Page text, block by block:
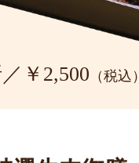
￥2,500 （税込）